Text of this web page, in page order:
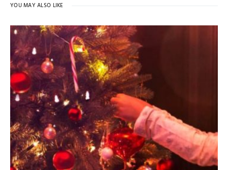
YOU MAY ALSO LIKE